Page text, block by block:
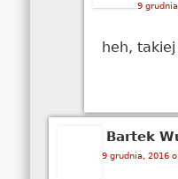
9
heh,
Bartek
9 grudnia, 2016